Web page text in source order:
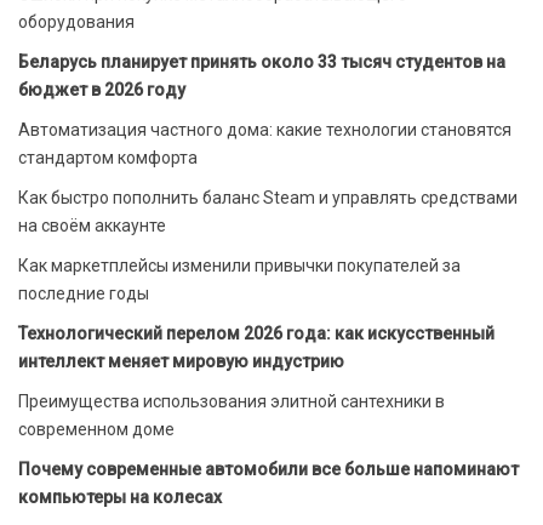
оборудования
Беларусь планирует принять около 33 тысяч студентов на
бюджет в 2026 году
Автоматизация частного дома: какие технологии становятся
стандартом комфорта
Как быстро пополнить баланс Steam и управлять средствами
на своём аккаунте
Как маркетплейсы изменили привычки покупателей за
последние годы
Технологический перелом 2026 года: как искусственный
интеллект меняет мировую индустрию
Преимущества использования элитной сантехники в
современном доме
Почему современные автомобили все больше напоминают
компьютеры на колесах